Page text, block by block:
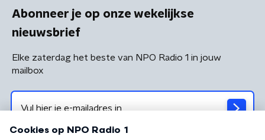
Abonneer je op onze wekelijkse
nieuwsbrief
Elke zaterdag het beste van NPO Radio 1 in jouw
mailbox